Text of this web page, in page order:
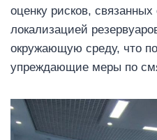
оценку рисков, связанных
локализацией
окружающую среду, что
упреждающие меры по